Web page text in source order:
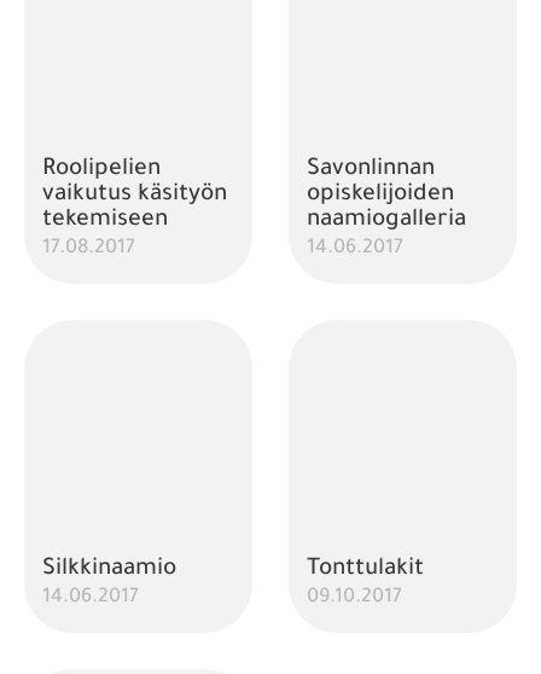
Roolipelien
vaikutus käsityön
tekemiseen
17.08.2017
Savonlinnan
opiskelijoiden
naamiogalleria
14.06.2017
Silkkinaamio
14.06.2017
Tonttulakit
09.10.2017